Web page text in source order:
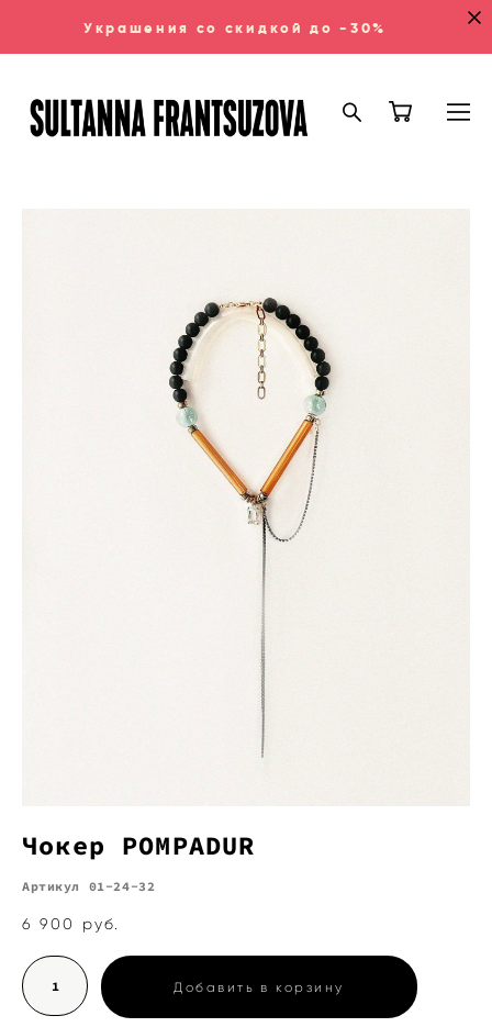
Украшения со скидкой до -30%
Чокер POMPADUR
Артикул 01-24-32
6 900 pуб.
Добавить в корзину